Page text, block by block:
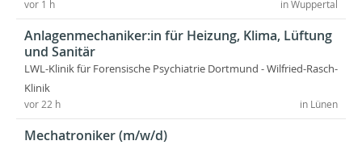
in Wuppertal
vor 1 h
Anlagenmechaniker:in für Heizung, Klima, Lüftung
und Sanitär
LWL-Klinik für Forensische Psychiatrie Dortmund - Wilfried-Rasch-
Klinik
in Lünen
vor 22 h
Mechatroniker (m/w/d)